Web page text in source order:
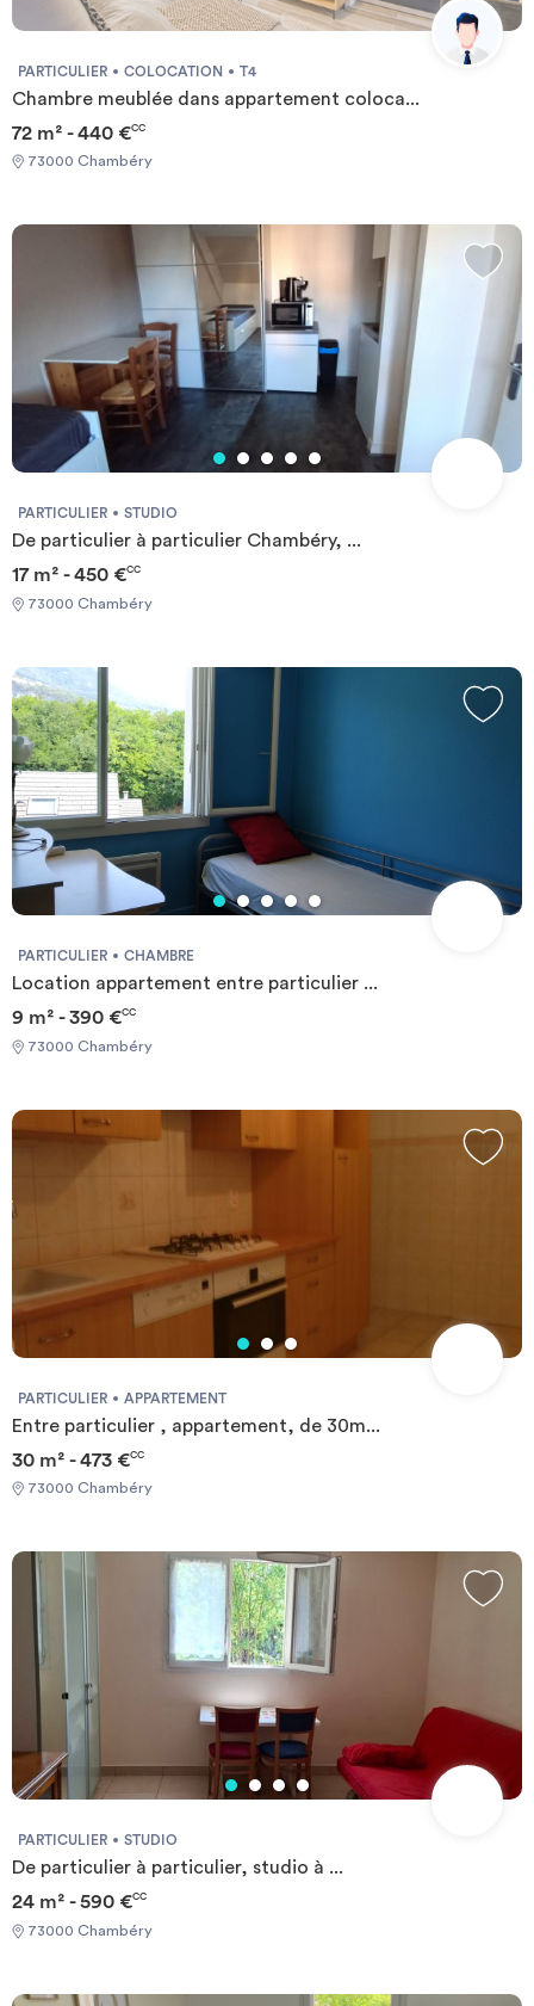
PARTICULIER COLOCATION T4
Chambre meublée dans appartement coloca...
72 m² - 440 €CC
73000 Chambéry
PARTICULIER STUDIO
De particulier à particulier Chambéry, ...
17 m² - 450 €CC
73000 Chambéry
PARTICULIER CHAMBRE
Location appartement entre particulier ...
9 m² - 390 €CC
73000 Chambéry
PARTICULIER APPARTEMENT
Entre particulier , appartement, de 30m...
30 m² - 473 €CC
73000 Chambéry
PARTICULIER STUDIO
De particulier à particulier, studio à ...
24 m² - 590 €CC
73000 Chambéry